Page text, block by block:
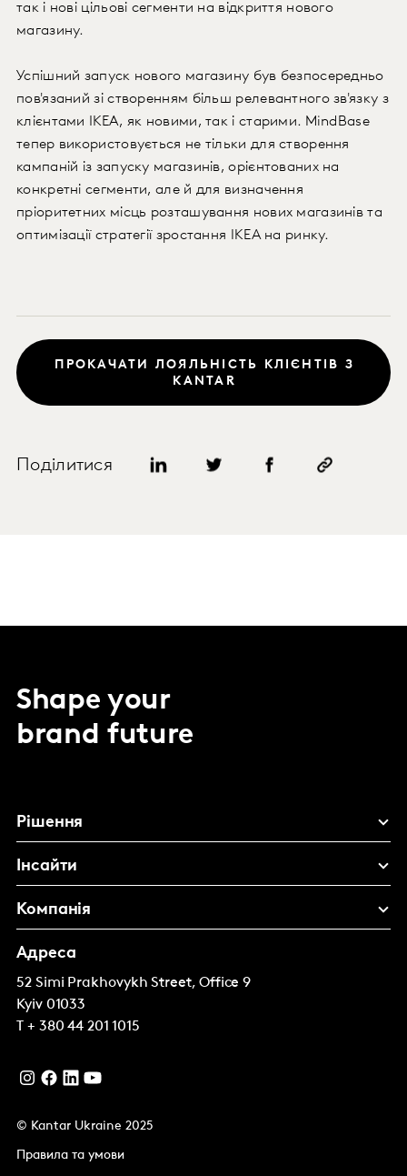
так і нові цільові сегменти на відкриття нового
магазину.
Успішний запуск нового магазину був безпосередньо
пов'язаний зі створенням більш релевантного зв'язку з
клієнтами ІКЕА, як новими, так і старими. MindBase
тепер використовується не тільки для створення
кампаній із запуску магазинів, орієнтованих на
конкретні сегменти, але й для визначення
пріоритетних місць розташування нових магазинів та
оптимізації стратегії зростання IKEA на ринку.
Поділитися
ПРОКАЧАТИ ЛОЯЛЬНІСТЬ КЛІЄНТІВ З
KANTAR
Shape your
brand future
Рішення
Інсайти
Компанія
Адреса
52 Simi Prakhovykh Street, Office 9
Kyiv 01033
T + 380 44 201 1015
© Kantar Ukraine 2025
Правила та умови